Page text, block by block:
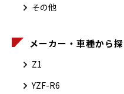
その他
メーカー・車種から
Z1
YZF-R6